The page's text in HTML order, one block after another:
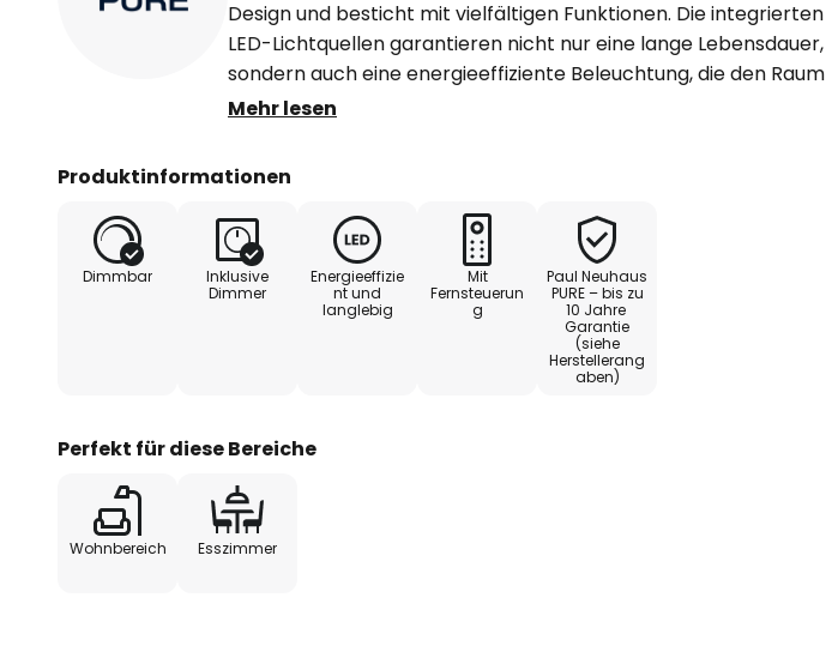
Design und besticht mit vielfältigen Funktionen. Die integrierten
LED-Lichtquellen garantieren nicht nur eine lange Lebensdauer,
sondern auch eine energieeffiziente Beleuchtung, die den Raum
in ein angenehmes Licht taucht. Falling Rings ist mit CCT-
Lichtfarbe von Warmweiß bis Universalweiß anzupassen. Über
Farbtemperatureinstellung vornehmen als auch die Helligkeit
stufenlos dimmen.
- höhenverstellbar mittels Comfort Lift
Mehr lesen
Produktinformationen
Dimmbar
Inklusive
Dimmer
Energieeffizie
nt und
langlebig
Mit
Fernsteuerun
g
Paul Neuhaus
PURE – bis zu
10 Jahre
Garantie
(siehe
Herstellerang
aben)
Perfekt für diese Bereiche
Wohnbereich Esszimmer